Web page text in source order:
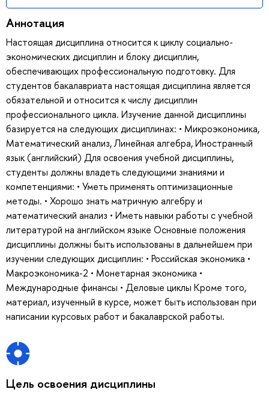
Аннотация
Настоящая дисциплина относится к циклу социально-
экономических дисциплин и блоку дисциплин,
обеспечивающих профессиональную подготовку. Для
студентов бакалавриата настоящая дисциплина является
обязательной и относится к числу дисциплин
профессионального цикла. Изучение данной дисциплины
базируется на следующих дисциплинах: • Микроэкономика,
Математический анализ, Линейная алгебра, Иностранный
язык (английский) Для освоения учебной дисциплины,
студенты должны владеть следующими знаниями и
компетенциями: • Уметь применять оптимизационные
методы. • Хорошо знать матричную алгебру и
математический анализ • Иметь навыки работы с учебной
литературой на английском языке Основные положения
дисциплины должны быть использованы в дальнейшем при
изучении следующих дисциплин: • Российская экономика •
Макроэкономика-2 • Монетарная экономика •
Международные финансы • Деловые циклы Кроме того,
материал, изученный в курсе, может быть использован при
написании курсовых работ и бакалаврской работы.
Цель освоения дисциплины